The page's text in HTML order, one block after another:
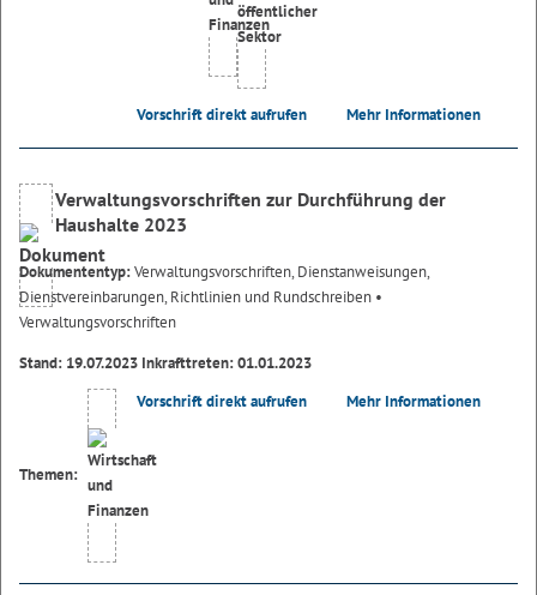
Vorschrift direkt aufrufen Mehr Informationen
Verwaltungsvorschriften zur Durchführung der
Haushalte 2023
Dokumententyp:Verwaltungsvorschriften, Dienstanweisungen,
Dienstvereinbarungen, Richtlinien und Rundschreiben •
Verwaltungsvorschriften
Stand: 19.07.2023 Inkrafttreten: 01.01.2023
Themen:
Vorschrift direkt aufrufen Mehr Informationen